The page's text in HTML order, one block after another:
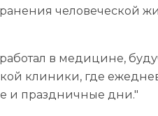
человеческой
в медицине,
клиники, где
и праздничные дни."